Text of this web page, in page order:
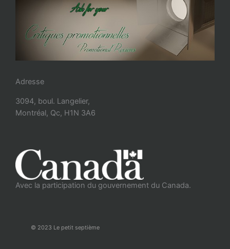
Adresse
3094, boul. Langelier,
Montréal, Qc, H1N 3A6
Avec la participation du gouvernement du Canada.
© 2023 Le petit septième